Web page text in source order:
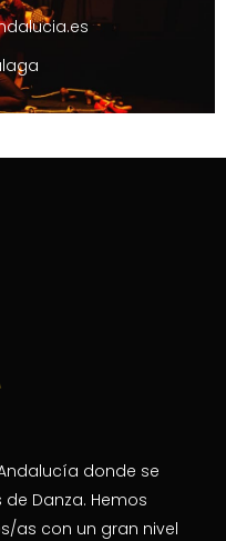
donde se
Danza. Hemos
as con un gran nivel